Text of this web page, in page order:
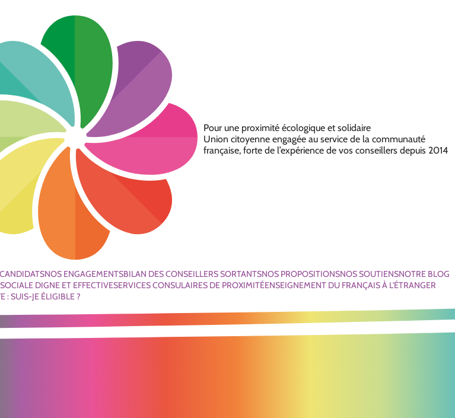
Pour une proximité écologique et solidaire
Union citoyenne engagée au service de la communauté
française, forte de l’expérience de vos conseillers depuis 2014
NOS ENGAGEMENTSBILAN DES CONSEILLERS SORTANTSNOS PROPOSITIONSNOS SOUTIENSNOTRE BLOG
DIGNE ET EFFECTIVESERVICES CONSULAIRES DE PROXIMITÉENSEIGNEMENT DU FRANÇAIS À L'ÉTRANGER
: SUIS-JE ÉLIGIBLE ?